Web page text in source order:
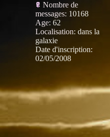
Nombre de
messages: 10168
Age: 62
Localisation: dans la
galaxie
Date d'inscription:
02/05/2008